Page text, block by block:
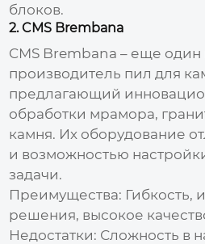
блоков.
2. CMS Brembana
CMS Brembana – еще один
производитель пил для
предлагающий
обработки мрамора,
камня. Их оборудование
и возможностью
задачи.
Преимущества: Гибкость,
решения, высокое
Недостатки: Сложность в